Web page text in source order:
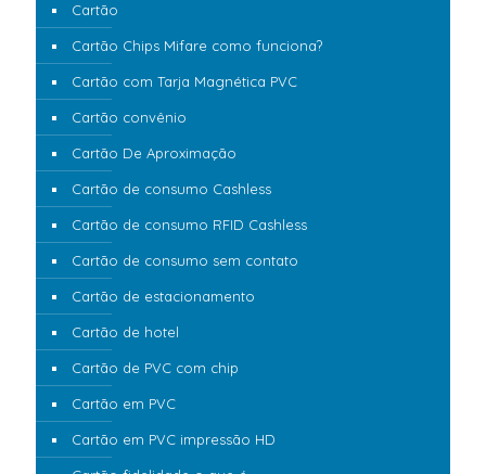
Cartão
Cartão Chips Mifare como funciona?
Cartão com Tarja Magnética PVC
Cartão convênio
Cartão De Aproximação
Cartão de consumo Cashless
Cartão de consumo RFID Cashless
Cartão de consumo sem contato
Cartão de estacionamento
Cartão de hotel
Cartão de PVC com chip
Cartão em PVC
Cartão em PVC impressão HD